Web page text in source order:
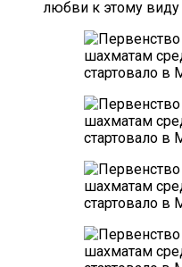
любви к этому виду